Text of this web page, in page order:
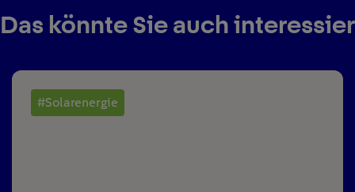
Das könnte Sie auch
#Solarenergie